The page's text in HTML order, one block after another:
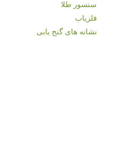
سنسور طلا
فلزیاب
نشانه های گنج یابی